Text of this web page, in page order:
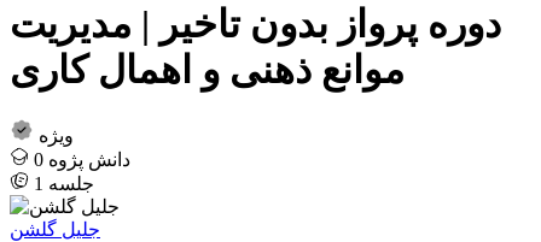
دوره پرواز بدون تاخیر | مدیریت
موانع ذهنی و اهمال کاری
ویژه
0 دانش پژوه
1 جلسه
جلیل گلشن